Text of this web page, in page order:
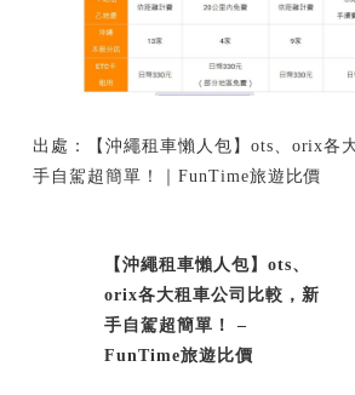
出處：【沖繩租車懶人包】ots、orix各
手自駕超簡單！｜FunTime旅遊比價
【沖繩租車懶人包】ots、
orix各大租車公司比較，新
手自駕超簡單！ –
FunTime旅遊比價